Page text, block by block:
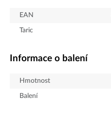
EAN
Taric
Informace o balení
Hmotnost
Balení